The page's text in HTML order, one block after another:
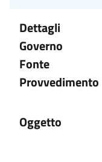
Dettagli
Governo
Fonte
Provvedimento
Oggetto